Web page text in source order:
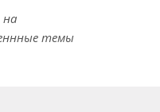
на
темы